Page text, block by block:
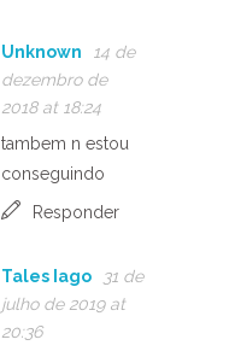
Unknown
14 de
dezembro de
2018 at 18:24
tambem n estou
conseguindo
Responder
Tales Iago
31 de
julho de 2019 at
20:36